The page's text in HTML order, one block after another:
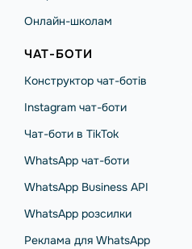
Онлайн-школам
ЧАТ-БОТИ
Конструктор чат-ботів
Instagram чат-боти
Чат-боти в TikTok
WhatsApp чат-боти
WhatsApp Business API
WhatsApp розсилки
Реклама для WhatsApp